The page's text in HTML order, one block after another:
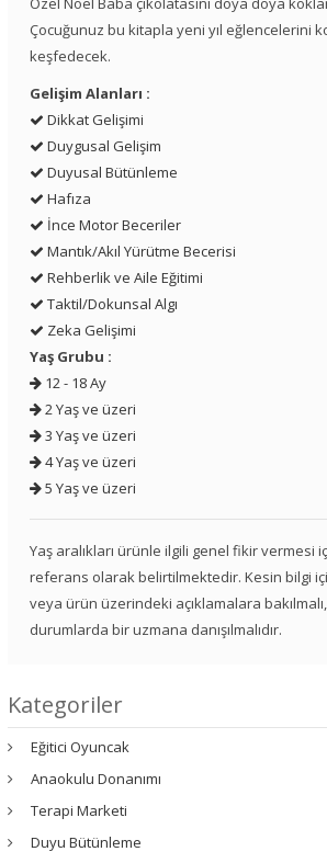
Çocuğunuz bu kitapla yeni yıl eğlencelerini
keşfedecek.
Gelişim Alanları :
Dikkat Gelişimi
Duygusal Gelişim
Duyusal Bütünleme
Hafıza
İnce Motor Beceriler
Mantık/Akıl Yürütme Becerisi
Rehberlik ve Aile Eğitimi
Taktil/Dokunsal Algı
Zeka Gelişimi
Yaş Grubu :
12 - 18 Ay
2 Yaş ve üzeri
3 Yaş ve üzeri
4 Yaş ve üzeri
5 Yaş ve üzeri
Yaş aralıkları ürünle ilgili genel fikir vermesi
referans olarak belirtilmektedir. Kesin bilgi
veya ürün üzerindeki açıklamalara
durumlarda bir uzmana danışılmalıdır.
Kategoriler
Eğitici Oyuncak
Anaokulu Donanımı
Terapi Marketi
Duyu Bütünleme